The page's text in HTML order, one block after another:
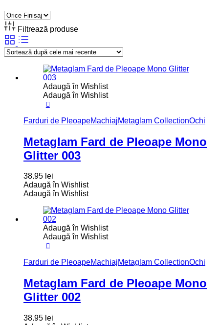
Filtrează produse
Adaugă în Wishlist
Adaugă în Wishlist
Farduri de PleoapeMachiajMetaglam CollectionOchi
Metaglam Fard de Pleoape Mono
Glitter 003
38.95 lei
Adaugă în Wishlist
Adaugă în Wishlist
Adaugă în Wishlist
Adaugă în Wishlist
Farduri de PleoapeMachiajMetaglam CollectionOchi
Metaglam Fard de Pleoape Mono
Glitter 002
38.95 lei